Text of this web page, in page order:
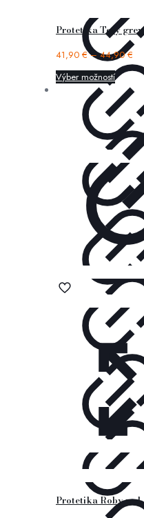
Protetika Tery grey
41,90 €–44,90€
Výber možností
Protetika Roby red